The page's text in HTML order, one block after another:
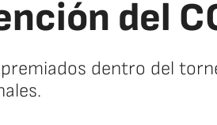
del
dentro del